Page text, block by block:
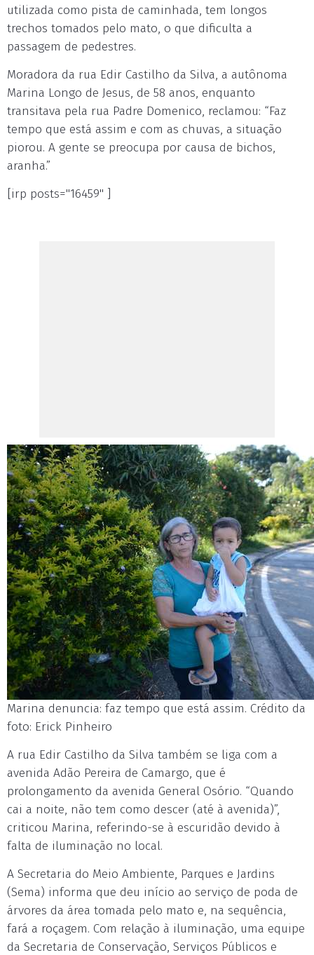
utilizada como pista de caminhada, tem longos
trechos tomados pelo mato, o que dificulta a
passagem de pedestres.
Moradora da rua Edir Castilho da Silva, a autônoma
Marina Longo de Jesus, de 58 anos, enquanto
transitava pela rua Padre Domenico, reclamou: “Faz
tempo que está assim e com as chuvas, a situação
piorou. A gente se preocupa por causa de bichos,
aranha.”
[irp posts="16459" ]
Marina denuncia: faz tempo que está assim. Crédito da
foto: Erick Pinheiro
A rua Edir Castilho da Silva também se liga com a
avenida Adão Pereira de Camargo, que é
prolongamento da avenida General Osório. “Quando
cai a noite, não tem como descer (até à avenida)”,
criticou Marina, referindo-se à escuridão devido à
falta de iluminação no local.
A Secretaria do Meio Ambiente, Parques e Jardins
(Sema) informa que deu início ao serviço de poda de
árvores da área tomada pelo mato e, na sequência,
fará a roçagem. Com relação à iluminação, uma equipe
da Secretaria de Conservação, Serviços Públicos e